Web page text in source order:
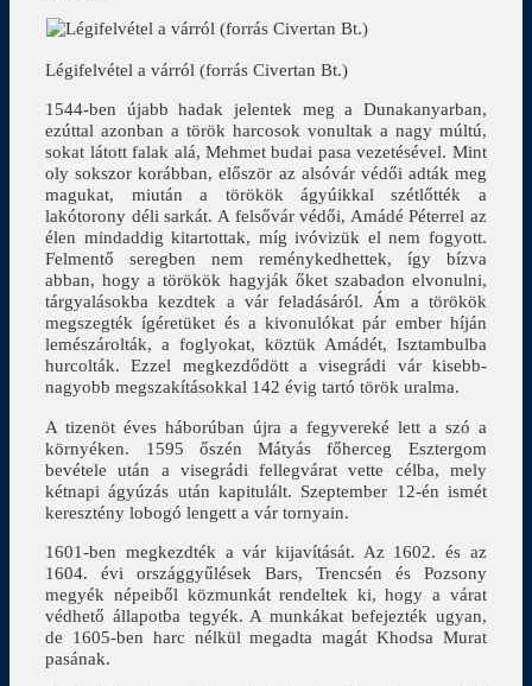
Légifelvétel a várról (forrás Civertan Bt.)
1544-ben újabb hadak jelentek meg a Dunakanyarban,
ezúttal azonban a török harcosok vonultak a nagy múltú,
sokat látott falak alá, Mehmet budai pasa vezetésével. Mint
oly sokszor korábban, először az alsóvár védői adták meg
magukat, miután a törökök ágyúikkal szétlőtték a
lakótorony déli sarkát. A felsővár védői, Amádé Péterrel az
élen mindaddig kitartottak, míg ivóvizük el nem fogyott.
Felmentő seregben nem reménykedhettek, így bízva
abban, hogy a törökök hagyják őket szabadon elvonulni,
tárgyalásokba kezdtek a vár feladásáról. Ám a törökök
megszegték ígéretüket és a kivonulókat pár ember híján
lemészárolták, a foglyokat, köztük Amádét, Isztambulba
hurcolták. Ezzel megkezdődött a visegrádi vár kisebb-
nagyobb megszakításokkal 142 évig tartó török uralma.
A tizenöt éves háborúban újra a fegyvereké lett a szó a
környéken. 1595 őszén Mátyás főherceg Esztergom
bevétele után a visegrádi fellegvárat vette célba, mely
kétnapi ágyúzás után kapitulált. Szeptember 12-én ismét
keresztény lobogó lengett a vár tornyain.
1601-ben megkezdték a vár kijavítását. Az 1602. és az
1604. évi országgyűlések Bars, Trencsén és Pozsony
megyék népeiből közmunkát rendeltek ki, hogy a várat
védhető állapotba tegyék. A munkákat befejezték ugyan,
de 1605-ben harc nélkül megadta magát Khodsa Murat
pasának.